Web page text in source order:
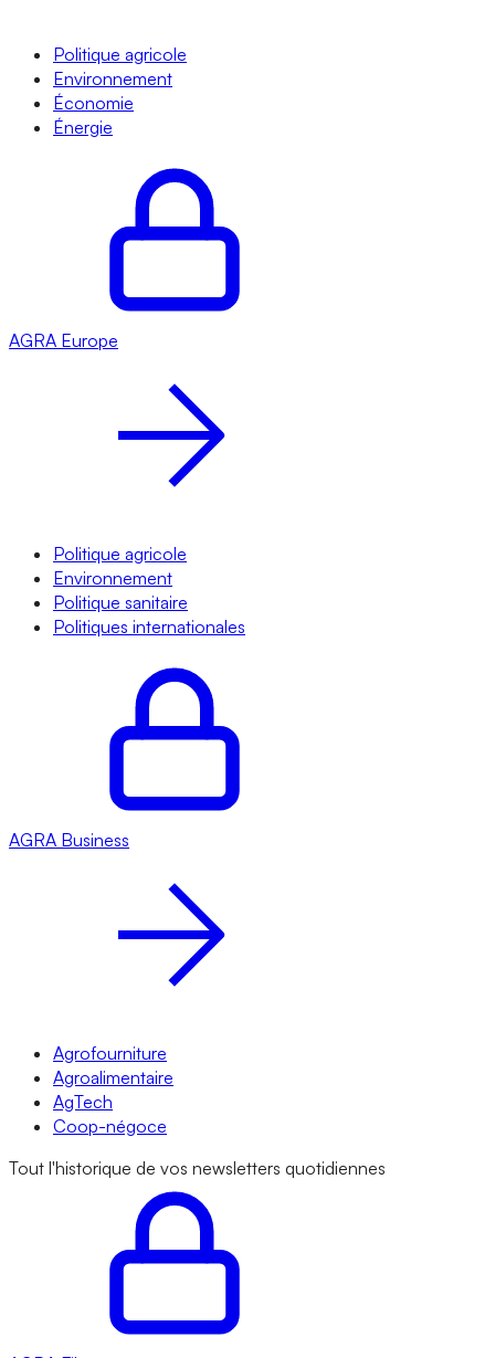
Politique agricole
Environnement
Économie
Énergie
AGRA Europe
Politique agricole
Environnement
Politique sanitaire
Politiques internationales
AGRA Business
Agrofourniture
Agroalimentaire
AgTech
Coop-négoce
Tout l'historique de vos newsletters quotidiennes